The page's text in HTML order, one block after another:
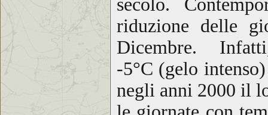
secolo.
riduzione delle
Dicembre. Infatti,
-5°C (gelo
negli anni 2000 il